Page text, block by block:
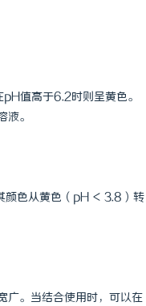
值高于6.2时则呈黄色。
。
颜色从黄色（pH < 3.8）转
广。当结合使用时，可以在